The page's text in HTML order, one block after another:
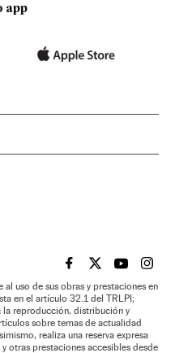
app
EL PAÍS BRASIL EN
EL PAÍSEL PAÍS
EL
uso de sus obras y prestaciones en
en el artículo 32.1 del TRLPI;
la reproducción, distribución y
sobre temas de actualidad
realiza una reserva expresa
otras prestaciones accesibles desde